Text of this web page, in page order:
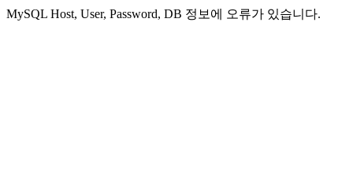
MySQL Host, User, Password, DB 정보에 오류가 있습니다.